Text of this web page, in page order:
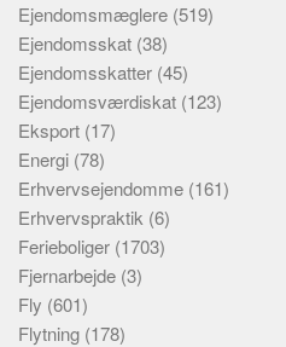
Ejendomsmæglere (519)
Ejendomsskat (38)
Ejendomsskatter (45)
Ejendomsværdiskat (123)
Eksport (17)
Energi (78)
Erhvervsejendomme (161)
Erhvervspraktik (6)
Ferieboliger (1703)
Fjernarbejde (3)
Fly (601)
Flytning (178)